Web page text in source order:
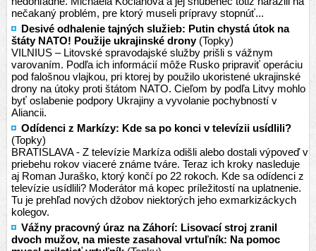
nečakaný problém, pre ktorý museli prípravy stopnúť...
Desivé odhalenie tajných služieb: Putin chystá útok na
štáty NATO! Použije ukrajinské drony(Topky)
VILNIUS – Litovské spravodajské služby prišli s vážnym
varovaním. Podľa ich informácií môže Rusko pripraviť operáciu
pod falošnou vlajkou, pri ktorej by použilo ukoristené ukrajinské
drony na útoky proti štátom NATO. Cieľom by podľa Litvy mohlo
byť oslabenie podpory Ukrajiny a vyvolanie pochybností v
Aliancii.
Odídenci z Markízy: Kde sa po konci v televízii usídlili?
(Topky)
BRATISLAVA - Z televízie Markíza odišli alebo dostali výpoveď v
priebehu rokov viaceré známe tváre. Teraz ich kroky nasleduje
aj Roman Juraško, ktorý končí po 22 rokoch. Kde sa odídenci z
televízie usídlili? Moderátor má kopec príležitostí na uplatnenie.
Tu je prehľad nových džobov niektorých jeho exmarkizáckych
kolegov.
Vážny pracovný úraz na Záhorí: Lisovací stroj zranil
dvoch mužov, na mieste zasahoval vrtuľník: Na pomoc